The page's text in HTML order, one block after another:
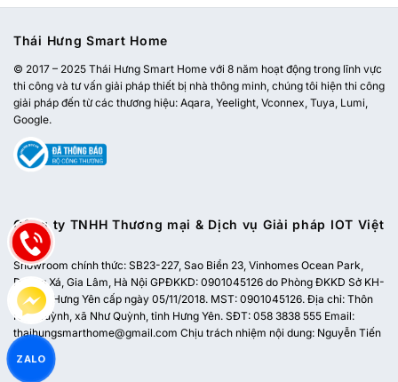
Thái Hưng Smart Home
© 2017 – 2025 Thái Hưng Smart Home với 8 năm hoạt động trong lĩnh vực
thi công và tư vấn giải pháp thiết bị nhà thông minh, chúng tôi hiện thi công
giải pháp đến từ các thương hiệu: Aqara, Yeelight, Vconnex, Tuya, Lumi,
Google.
Công ty TNHH Thương mại & Dịch vụ Giải pháp IOT Việt
Nam
Showroom chính thức: SB23-227, Sao Biển 23, Vinhomes Ocean Park,
Dương Xá, Gia Lâm, Hà Nội GPĐKKD: 0901045126 do Phòng ĐKKD Sở KH-
ĐT tỉnh Hưng Yên cấp ngày 05/11/2018. MST: 0901045126. Địa chỉ: Thôn
Như Quỳnh, xã Như Quỳnh, tỉnh Hưng Yên. SĐT: 058 3838 555 Email:
thaihungsmarthome@gmail.com Chịu trách nhiệm nội dung: Nguyễn Tiến
ZALO